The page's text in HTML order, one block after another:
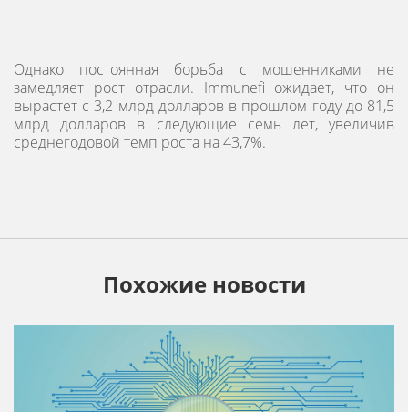
Однако постоянная борьба с мошенниками не
замедляет рост отрасли. Immunefi ожидает, что он
вырастет с 3,2 млрд долларов в прошлом году до 81,5
млрд долларов в следующие семь лет, увеличив
среднегодовой темп роста на 43,7%.
Похожие новости